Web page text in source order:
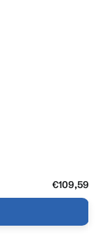
€109,59